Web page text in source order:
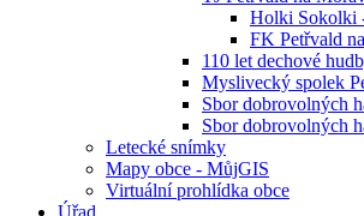
Holki Sokolki
FK Petřvald
110 let dechové
Myslivecký spolek
Sbor dobrovolných
Sbor dobrovolných
Letecké snímky
Mapy obce - MůjGIS
Virtuální prohlídka obce
Úřad